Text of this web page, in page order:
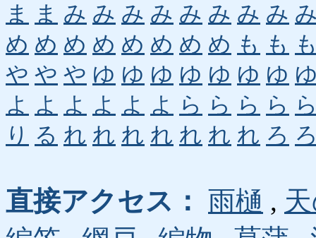
ま
ま み み み み み み み み
め め め め め め め め も も
や や や ゆ ゆ ゆ ゆ ゆ ゆ ゆ
よ よ よ よ よ よ ら ら ら ら
り る れ れ れ れ れ れ れ ろ
直接アクセス： 雨樋 ,